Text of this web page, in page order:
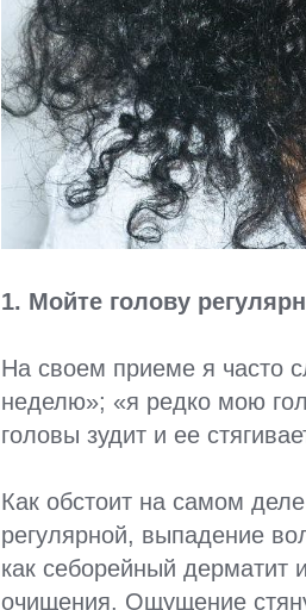
1. Мойте голову
На своем приеме я часто
неделю»; «я редко мою
головы зудит и ее
Как обстоит на самом
регулярной, выпадение
как себорейный дерматит
очищения. Ощущение